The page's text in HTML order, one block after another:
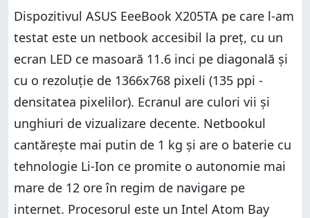
Dispozitivul ASUS EeeBook X205TA pe care l-am
testat este un netbook accesibil la preț, cu un
ecran LED ce masoară 11.6 inci pe diagonală și
cu o rezoluție de 1366x768 pixeli (135 ppi -
densitatea pixelilor). Ecranul are culori vii și
unghiuri de vizualizare decente. Netbookul
cantărește mai putin de 1 kg și are o baterie cu
tehnologie Li-Ion ce promite o autonomie mai
mare de 12 ore în regim de navigare pe
internet. Procesorul este un Intel Atom Bay